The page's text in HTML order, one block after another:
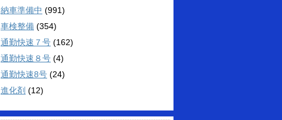
納車準備中 (991)
車検整備 (354)
通勤快速７号 (162)
通勤快速８号 (4)
通勤快速8号 (24)
進化剤 (12)